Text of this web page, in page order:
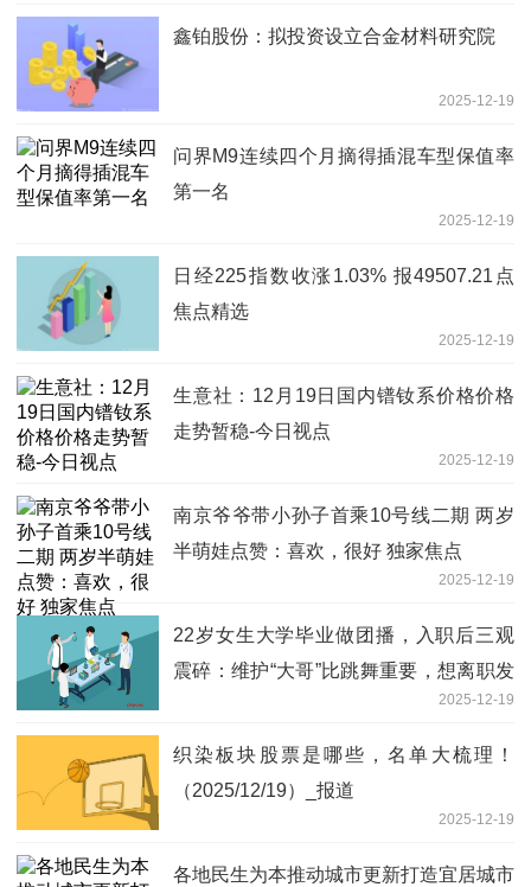
鑫铂股份：拟投资设立合金材料研究院
2025-12-19
问界M9连续四个月摘得插混车型保值率
第一名
2025-12-19
日经225指数收涨1.03% 报49507.21点
焦点精选
2025-12-19
生意社：12月19日国内镨钕系价格价格
走势暂稳-今日视点
2025-12-19
南京爷爷带小孙子首乘10号线二期 两岁
半萌娃点赞：喜欢，很好 独家焦点
2025-12-19
22岁女生大学毕业做团播，入职后三观
震碎：维护“大哥”比跳舞重要，想离职发
2025-12-19
织染板块股票是哪些，名单大梳理！
（2025/12/19）_报道
2025-12-19
各地民生为本推动城市更新打造宜居城市